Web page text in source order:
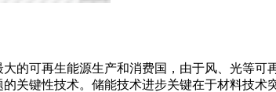
景：
的可再生能源生产和消费国，由于风、光等
关键性技术。储能技术进步关键在于材料技